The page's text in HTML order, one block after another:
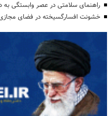
راهنمای سلامتی در عصر وابستگی به
خشونت افسارگسیخته در فضای